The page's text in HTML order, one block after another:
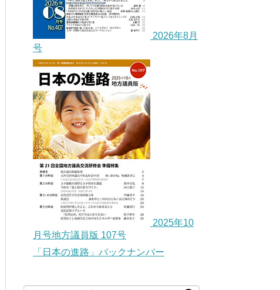
2026年8月
号
2025年10
月号地方議員版 107号
「日本の進路」バックナンバー